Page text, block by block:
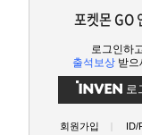
포켓몬 GO
로그인하
출석보상 받으
로
회원가입 ID/